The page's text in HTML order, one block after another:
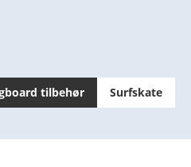
tilbehør Surfskate